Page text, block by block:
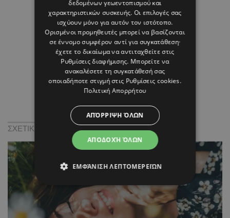
ΣΧΕΤΙΚΑ:
δεδομένων γεωεντοπισμού και
χαρακτηριστικών συσκευής. Οι επιλογές σας
ισχύουν μόνο για αυτόν τον ιστότοπο.
Ορισμένοι προμηθευτές μπορεί να βασίζονται
σε έννομο συμφέρον αντί για συγκατάθεση·
έχετε το δικαίωμα να αντιταχθείτε στις
Ρυθμίσεις διαφήμισης. Μπορείτε να
ανακαλέσετε τη συγκατάθεσή σας
οποιαδήποτε στιγμή στις Ρυθμίσεις cookies.
Πολιτική Απορρήτου
ΑΠΟΔΟΧΉ ΌΛΩΝ
ΑΠΌΡΡΙΨΗ ΌΛΩΝ
ΕΜΦΆΝΙΣΗ ΛΕΠΤΟΜΕΡΕΙΏΝ